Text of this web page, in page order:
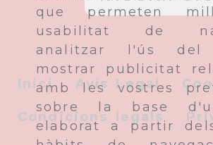
que permeten
usabilitat de
analitzar l'ús
mostrar publicitat
amb les vostres
sobre la base
elaborat a partir
Inici Avís Legal
Condicions legals